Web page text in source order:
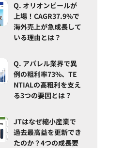
Q. オリオンビールが
上場！CAGR37.9%で
海外売上が急成長して
いる理由とは？
Q. アパレル業界で異
例の粗利率73%、TE
NTIALの高粗利を支え
る3つの要因とは？
JTはなぜ縮小産業で
過去最高益を更新でき
たのか？4つの成長要